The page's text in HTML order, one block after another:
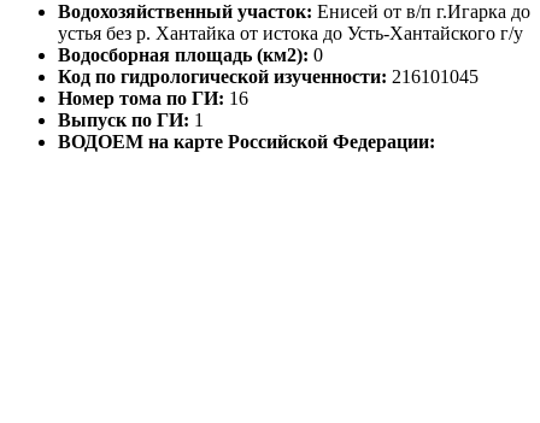
Водохозяйственный участок: Енисей от в/п г.Игарка до
устья без р. Хантайка от истока до Усть-Хантайского г/у
Водосборная площадь (км2): 0
Код по гидрологической изученности: 216101045
Номер тома по ГИ: 16
Выпуск по ГИ: 1
ВОДОЕМ на карте Российской Федерации: